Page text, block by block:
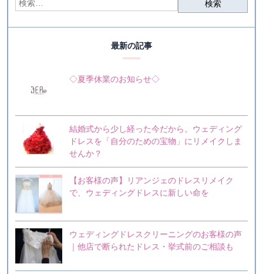
最新の記事
◇夏季休業のお知らせ◇
結婚式から少し経った今だから。ウェディング
ドレスを「自分のための宝物」にリメイクしま
せんか？
【お客様の声】リアンジェのドレスリメイク
で、ウェディングドレスに新しい命を
ウェディングドレスクリーニングのお客様の声
｜他店で断られたドレス・挙式前のご相談も